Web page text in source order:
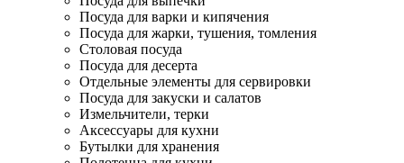
Посуда для варки и кипячения
Посуда для жарки, тушения, томления
Столовая посуда
Посуда для десерта
Отдельные элементы для сервировки
Посуда для закуски и салатов
Измельчители, терки
Аксессуары для кухни
Бутылки для хранения